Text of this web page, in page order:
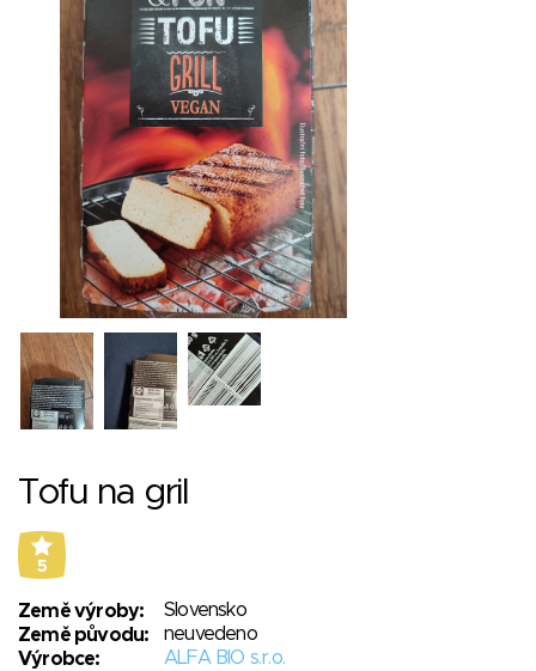
Tofu na gril
5
Země výroby:
Slovensko
Země původu:
neuvedeno
Výrobce:
ALFA BIO s.r.o.